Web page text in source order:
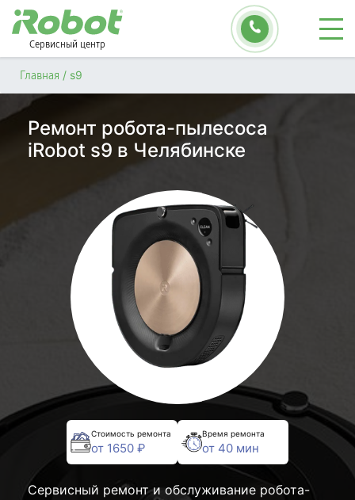
Сервисный центр
Главная / s9
Ремонт робота-пылесоса
iRobot s9 в Челябинске
Стоимость ремонта
от 1650 ₽
Время ремонта
от 40 мин
Сервисный ремонт и обслуживание робота-